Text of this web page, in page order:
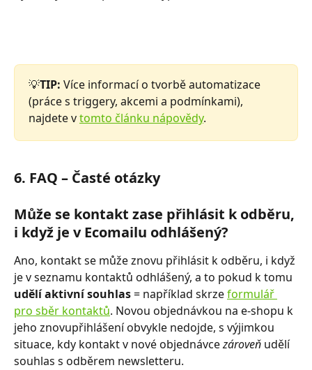
💡TIP: Více informací o tvorbě automatizace
(práce s triggery, akcemi a podmínkami),
najdete v tomto článku nápovědy.
6. FAQ –⁠⁠⁠⁠⁠ Časté otázky
Může se kontakt zase přihlásit k odběru,
i když je v Ecomailu odhlášený?
Ano, kontakt se může znovu přihlásit k odběru, i když
je v seznamu kontaktů odhlášený, a to pokud k tomu
udělí aktivní souhlas = například skrze formulář
pro sběr kontaktů. Novou objednávkou na e-shopu k
jeho znovupřihlášení obvykle nedojde, s výjimkou
situace, kdy kontakt v nové objednávce zároveň udělí
souhlas s odběrem newsletteru.